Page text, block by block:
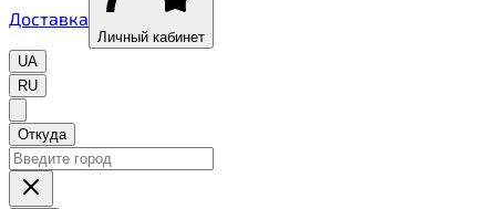
Доставка
Личный кабинет
UA
RU
Откуда